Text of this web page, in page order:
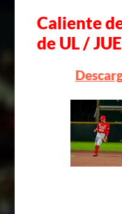
Caliente
de UL /